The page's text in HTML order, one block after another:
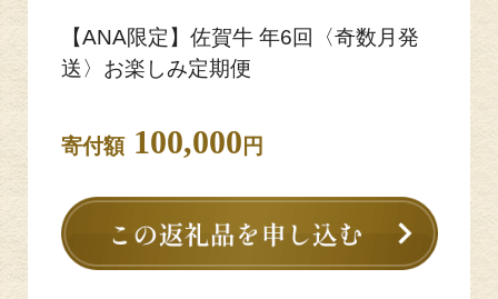
【ANA限定】佐賀牛 年6回〈奇数月発
送〉お楽しみ定期便
寄付額100,000 円